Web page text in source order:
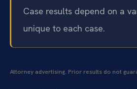
Case results depend on a
unique to each case.
Attorney advertising. Prior results do not